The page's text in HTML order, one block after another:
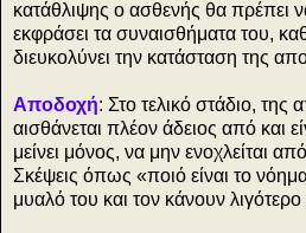
κατάθλιψης ο ασθενής θα πρέπει
εκφράσει τα συναισθήματα του,
διευκολύνει την κατάσταση της
Αποδοχή: Στο τελικό στάδιο,
αισθάνεται πλέον άδειος από και
μείνει μόνος, να μην ενοχλείται
Σκέψεις όπως «ποιό είναι το
μυαλό του και τον κάνουν